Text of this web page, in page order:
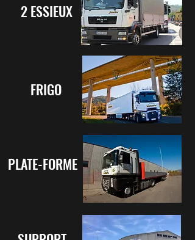
2 ESSIEUX
FRIGO
PLATE-FORME